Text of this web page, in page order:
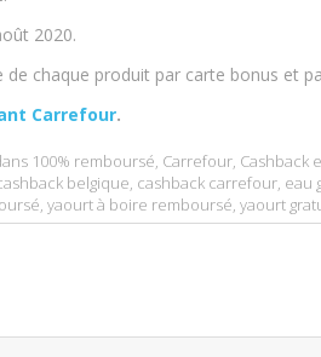
2020.
de chaque produit par carte bonus et
Carrefour.
100% remboursé, Carrefour, Cashback
belgique, cashback carrefour, eau
, yaourt à boire remboursé, yaourt